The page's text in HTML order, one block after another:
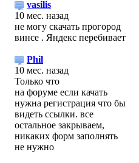
vasilis
10 мес. назад
не могу скачать прогород
винсе . Яндекс перебивает
Phil
10 мес. назад
Только что
на форуме если качать
нужна регистрация что бы
видеть ссылки. все
остальное закрываем,
никаких форм заполнять
не нужно